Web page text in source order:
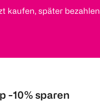
kaufen, später bezahlen
-10% sparen